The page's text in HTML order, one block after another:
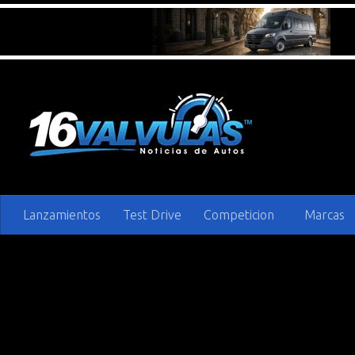
Lanzamientos Test Drive Competicion Marcas